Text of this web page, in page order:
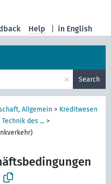
in English
Help
× Search
Allgemein > Kreditwesen
des ... >